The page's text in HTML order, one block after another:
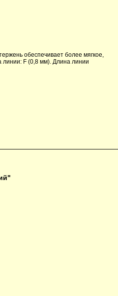
обеспечивает более мягкое,
F (0,8 мм). Длина линии